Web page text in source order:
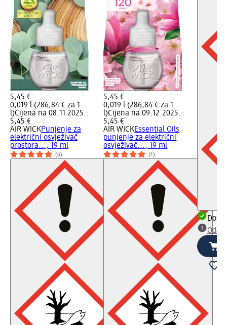
5,45 €
0,019 l (286,84 € za 1
l)Cijena na 08.11.2025.:
5,45 €
AIR WICKPunjenje za
električni osvježivač
prostora..., 19 ml
(6)
5,45 €
0,019 l (286,84 € za 1
l)Cijena na 09.12.2025.:
5,45 €
AIR WICKEssential Oils
punjenje za električni
osvježivač..., 19 ml
(1)